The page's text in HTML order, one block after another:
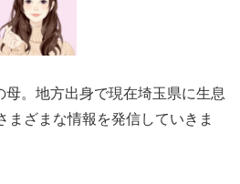
。地方出身で現在埼玉県に生息
まざまな情報を発信していきま